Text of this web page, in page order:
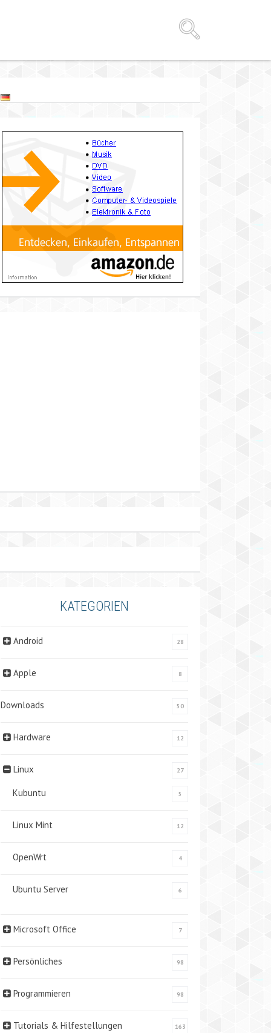
KATEGORIEN
Android 28
Apple 8
Downloads 50
Hardware 12
Linux 27
Kubuntu 5
Linux Mint 12
OpenWrt 4
Ubuntu Server 6
Microsoft Office 7
Persönliches 98
Programmieren 98
Tutorials & Hilfestellungen 163